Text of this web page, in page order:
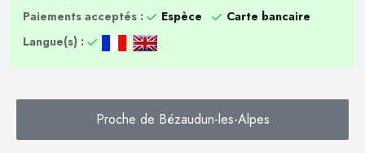
Paiements acceptés :
Espèce
Carte bancaire
Langue(s) :
Proche de Bézaudun-les-Alpes